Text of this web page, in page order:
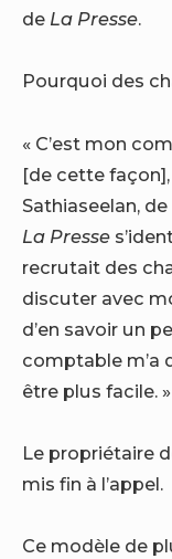
de La Presse.
Pourquoi des
« C’est mon
[de cette
Sathiaseelan,
La Presse
recrutait des
discuter avec
d’en savoir un
comptable m’a
être plus facile. »
Le propriétaire
mis fin à l’appel.
Ce modèle de